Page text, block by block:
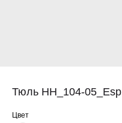
Тюль HH_104-05_Esp
Цвет